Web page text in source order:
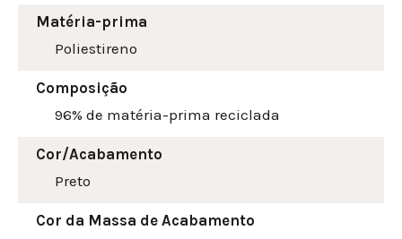
Matéria-prima
Poliestireno
Composição
96% de matéria-prima reciclada
Cor/Acabamento
Preto
Cor da Massa de Acabamento